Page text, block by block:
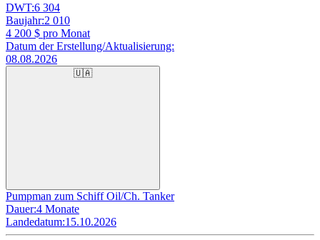
DWT:6 304
Baujahr:2 010
4 200 $ pro Monat
Datum der Erstellung/Aktualisierung:
08.08.2026
🇺🇦
Pumpman zum Schiff Oil/Ch. Tanker
Dauer:4 Monate
Landedatum:15.10.2026